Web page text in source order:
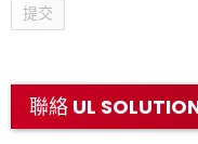
提交
聯絡 UL